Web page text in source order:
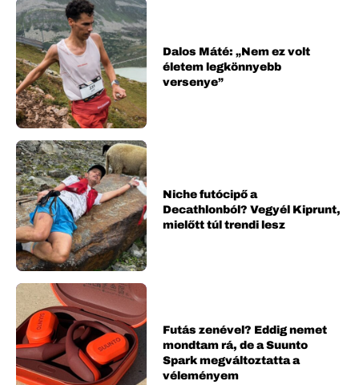
Dalos Máté: „Nem ez volt
életem legkönnyebb
versenye”
Niche futócipő a
Decathlonból? Vegyél Kiprunt,
mielőtt túl trendi lesz
Futás zenével? Eddig nemet
mondtam rá, de a Suunto
Spark megváltoztatta a
véleményem